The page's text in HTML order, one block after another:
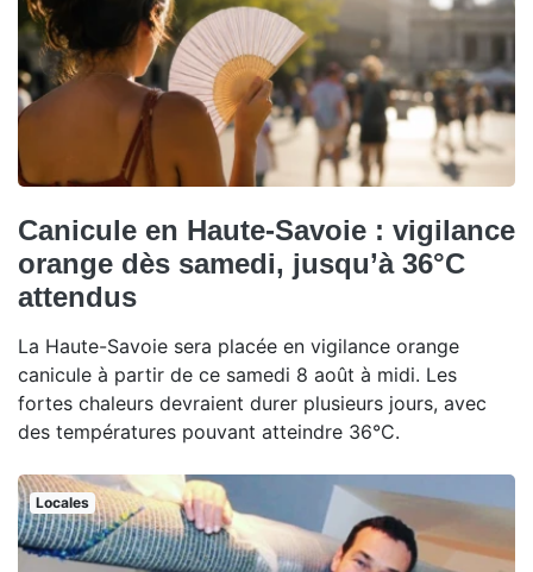
Canicule en Haute-Savoie : vigilance
orange dès samedi, jusqu’à 36°C
attendus
La Haute-Savoie sera placée en vigilance orange
canicule à partir de ce samedi 8 août à midi. Les
fortes chaleurs devraient durer plusieurs jours, avec
des températures pouvant atteindre 36°C.
Locales